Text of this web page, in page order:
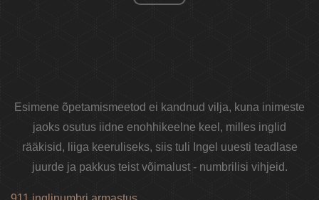
Esimene õpetamismeetod ei kandnud vilja, kuna inimeste
jaoks osutus iidne enohhikeelne keel, milles inglid
rääkisid, liiga keeruliseks, siis tuli Ingel uuesti teadlase
juurde ja pakkus teist võimalust - numbrilisi vihjeid.